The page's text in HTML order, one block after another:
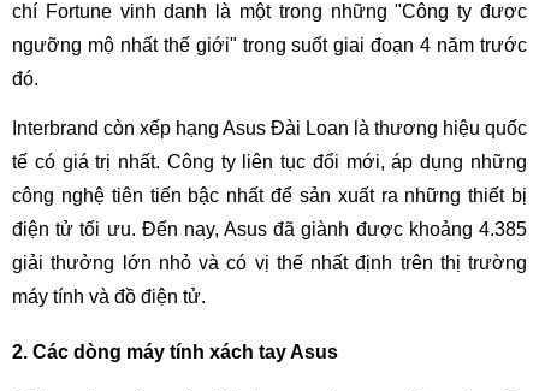
chí Fortune vinh danh là một trong những "Công ty được
ngưỡng mộ nhất thế giới" trong suốt giai đoạn 4 năm trước
đó.
Interbrand còn xếp hạng Asus Đài Loan là thương hiệu quốc
tế có giá trị nhất. Công ty liên tục đổi mới, áp dụng những
công nghệ tiên tiến bậc nhất để sản xuất ra những thiết bị
điện tử tối ưu. Đến nay, Asus đã giành được khoảng 4.385
giải thưởng lớn nhỏ và có vị thế nhất định trên thị trường
máy tính và đồ điện tử.
2. Các dòng máy tính xách tay Asus